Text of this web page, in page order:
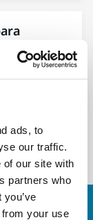
ads, to
our traffic.
of our site with
partners who
your use
de